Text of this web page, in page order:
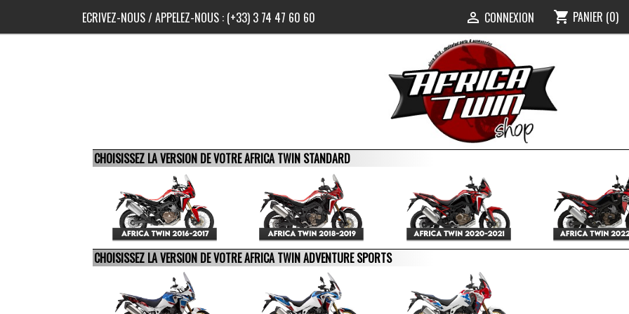
ECRIVEZ-NOUS/ APPELEZ-NOUS : (+33) 3 74 47 60 60  CONNEXION shopping_cart PANIER (0)
CHOISISSEZ LA VERSION DE VOTRE AFRICA TWIN STANDARD
CHOISISSEZ LA VERSION DE VOTRE AFRICA TWIN ADVENTURE SPORTS